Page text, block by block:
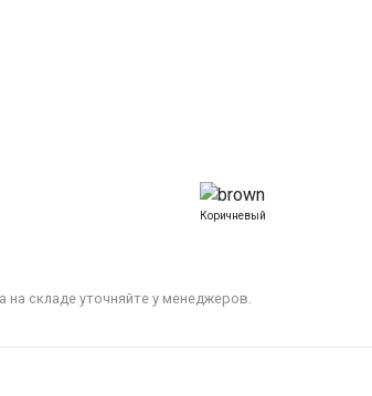
Коричневый
на складе уточняйте у менеджеров.